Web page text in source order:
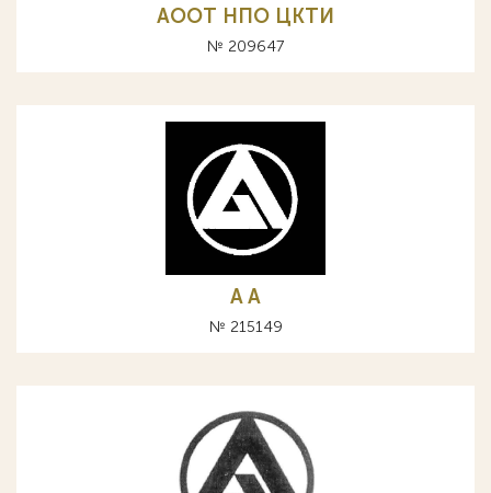
АООТ НПО ЦКТИ
№ 209647
A А
№ 215149